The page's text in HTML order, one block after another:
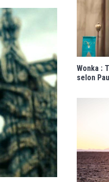
Wonka :
selon